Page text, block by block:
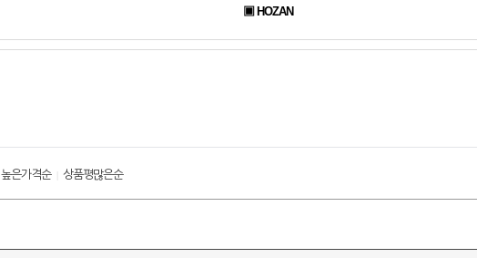
▣ HOZAN
높은가격순| 상품평많은순